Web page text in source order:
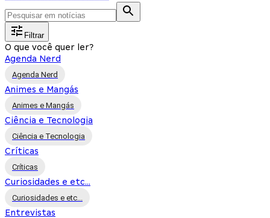
Filtrar
O que você quer ler?
Agenda Nerd
Agenda Nerd
Animes e Mangás
Animes e Mangás
Ciência e Tecnologia
Ciência e Tecnologia
Críticas
Críticas
Curiosidades e etc...
Curiosidades e etc...
Entrevistas